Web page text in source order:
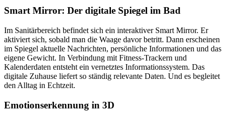
Smart Mirror: Der digitale Spiegel im Bad
Im Sanitärbereich befindet sich ein interaktiver Smart Mirror. Er
aktiviert sich, sobald man die Waage davor betritt. Dann erscheinen
im Spiegel aktuelle Nachrichten, persönliche Informationen und das
eigene Gewicht. In Verbindung mit Fitness-Trackern und
Kalenderdaten entsteht ein vernetztes Informationssystem. Das
digitale Zuhause liefert so ständig relevante Daten. Und es begleitet
den Alltag in Echtzeit.
Emotionserkennung in 3D